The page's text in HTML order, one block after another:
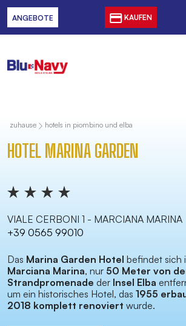
ANGEBOTE KAUFEN
zuhause hotels in piombino und elba
HOTEL MARINA GARDEN
VIALE CERBONI 1 - MARCIANA MARINA
+39 0565 99010
Das Marina Garden Hotel befindet sich
Marciana Marina, nur 50 Meter von
Strandpromenade der Insel Elba
um ein historisches Hotel, das 1955
2018 komplett renoviert wurde.